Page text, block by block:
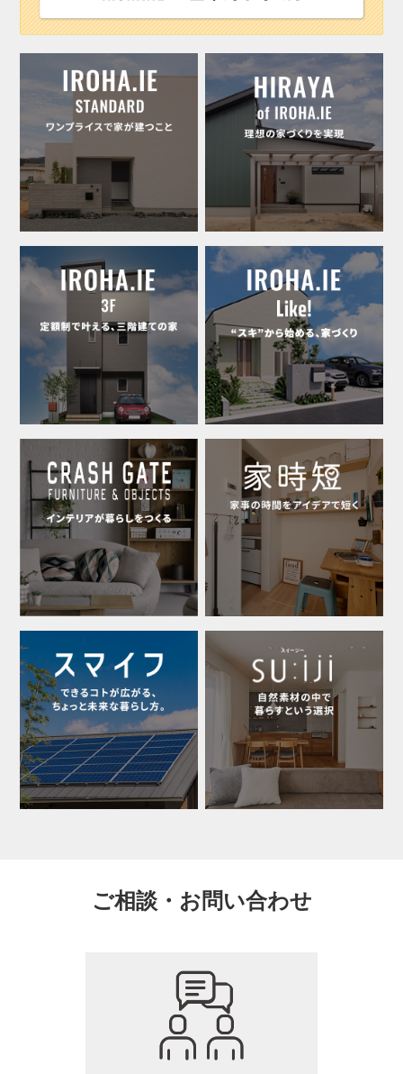
ご相談・お問い合わせ